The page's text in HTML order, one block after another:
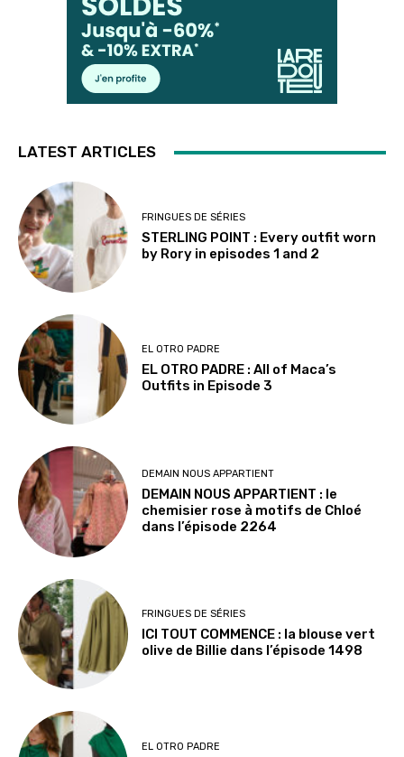
LATEST ARTICLES
FRINGUES DE SÉRIES
STERLING POINT : Every outfit worn
by Rory in episodes 1 and 2
EL OTRO PADRE
EL OTRO PADRE : All of Maca’s
Outfits in Episode 3
DEMAIN NOUS APPARTIENT
DEMAIN NOUS APPARTIENT : le
chemisier rose à motifs de Chloé
dans l’épisode 2264
FRINGUES DE SÉRIES
ICI TOUT COMMENCE : la blouse vert
olive de Billie dans l’épisode 1498
EL OTRO PADRE